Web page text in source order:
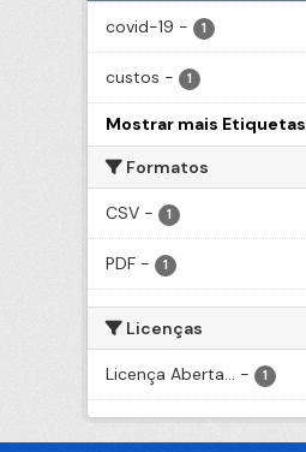
covid-19 - 1
custos - 1
Mostrar mais Etiquetas
Formatos
CSV - 1
PDF - 1
Licenças
Licença Aberta... - 1